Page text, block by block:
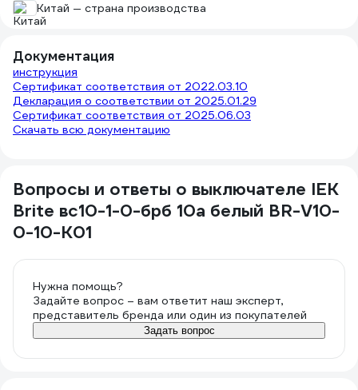
Китай — страна производства
Документация
инструкция
Сертификат соответствия от 2022.03.10
Декларация о соответствии от 2025.01.29
Сертификат соответствия от 2025.06.03
Скачать всю документацию
Вопросы и ответы о выключателе IEK
Brite вс10-1-0-брб 10а белый BR-V10-
0-10-K01
Нужна помощь?
Задайте вопрос – вам ответит наш эксперт,
представитель бренда или один из покупателей
Задать вопрос